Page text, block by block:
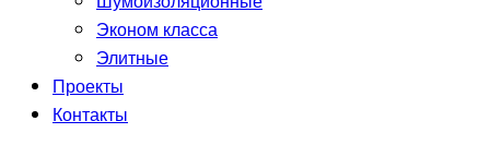
Эконом класса
Элитные
Проекты
Контакты